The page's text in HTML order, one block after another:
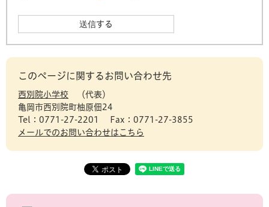
このページに関するお問い合わせ先
西別院小学校
代表
亀岡市西別院町柚原佃24
Tel：0771-27-2201
Fax：0771-27-3855
メールでのお問い合わせはこちら